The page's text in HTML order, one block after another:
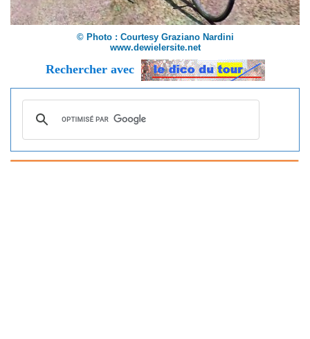
© Photo : Courtesy Graziano Nardini
www.dewielersite.net
Rechercher avec